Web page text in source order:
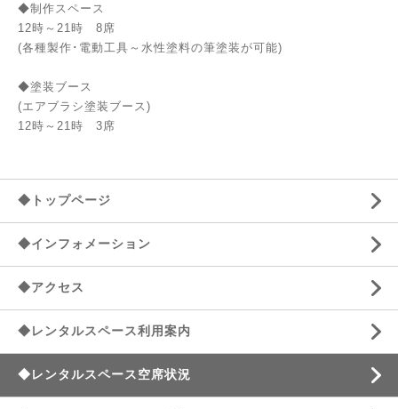
◆制作スペース
12時～21時 8席
(各種製作･電動工具～水性塗料の筆塗装が可能)
◆塗装ブース
(エアブラシ塗装ブース)
12時～21時 3席
◆トップページ
◆インフォメーション
◆アクセス
◆レンタルスペース利用案内
◆レンタルスペース空席状況